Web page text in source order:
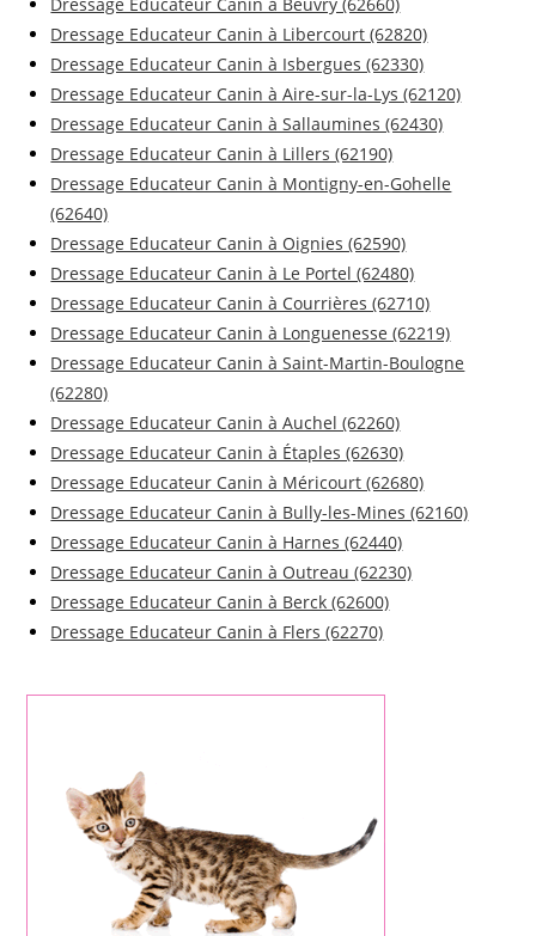
Dressage Educateur Canin à Beuvry (62660)
Dressage Educateur Canin à Libercourt (62820)
Dressage Educateur Canin à Isbergues (62330)
Dressage Educateur Canin à Aire-sur-la-Lys (62120)
Dressage Educateur Canin à Sallaumines (62430)
Dressage Educateur Canin à Lillers (62190)
Dressage Educateur Canin à Montigny-en-Gohelle
(62640)
Dressage Educateur Canin à Oignies (62590)
Dressage Educateur Canin à Le Portel (62480)
Dressage Educateur Canin à Courrières (62710)
Dressage Educateur Canin à Longuenesse (62219)
Dressage Educateur Canin à Saint-Martin-Boulogne
(62280)
Dressage Educateur Canin à Auchel (62260)
Dressage Educateur Canin à Étaples (62630)
Dressage Educateur Canin à Méricourt (62680)
Dressage Educateur Canin à Bully-les-Mines (62160)
Dressage Educateur Canin à Harnes (62440)
Dressage Educateur Canin à Outreau (62230)
Dressage Educateur Canin à Berck (62600)
Dressage Educateur Canin à Flers (62270)